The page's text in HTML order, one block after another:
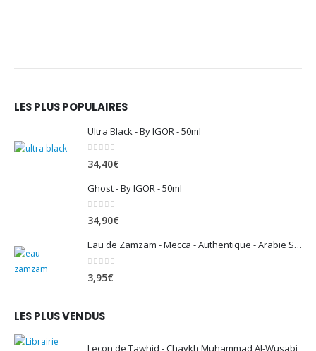
LES PLUS POPULAIRES
Ultra Black - By IGOR - 50ml
34,40€
Ghost - By IGOR - 50ml
0 sur 5
34,90€
Eau de Zamzam - Mecca - Authentique - Arabie Saoudite - 500 ml
3,95€
LES PLUS VENDUS
Leçon de Tawhid - Chaykh Muhammad Al-Wusabi